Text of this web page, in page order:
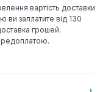
вартість доставки
ви заплатите від 130
грошей.